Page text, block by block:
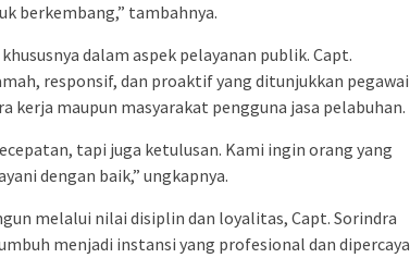
berkembang,” tambahnya.
dalam aspek pelayanan publik. Capt.
responsif, dan proaktif yang ditunjukkan pegawai
kerja maupun masyarakat pengguna jasa pelabuhan.
tapi juga ketulusan. Kami ingin orang yang
dengan baik,” ungkapnya.
melalui nilai disiplin dan loyalitas, Capt. Sorindra
menjadi instansi yang profesional dan dipercaya